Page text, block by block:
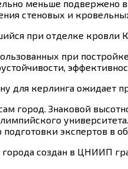
меньше подвержено
стеновых и
при отделке кровли
при
для керлинга ожидает
город. Знаковой
экспертов в
создан в ЦНИИП